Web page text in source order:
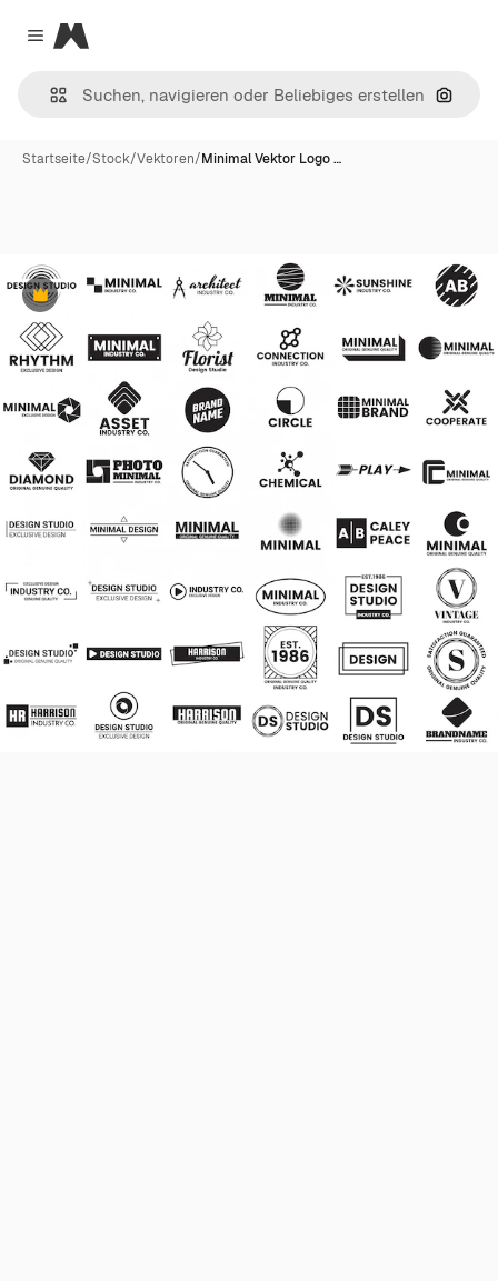
Close menu
Magnific
Nach
Startseite/Stock/Vektoren/Minimal Vektor Logo …
Premium